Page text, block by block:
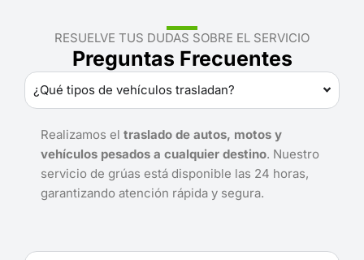
RESUELVE TUS DUDAS SOBRE EL SERVICIO
Preguntas Frecuentes
¿Qué tipos de vehículos trasladan?
Realizamos el traslado de autos, motos y
vehículos pesados a cualquier destino. Nuestro
servicio de grúas está disponible las 24 horas,
garantizando atención rápida y segura.